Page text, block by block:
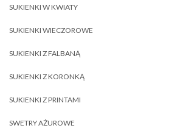
SUKIENKI W KWIATY
SUKIENKI WIECZOROWE
SUKIENKI Z FALBANĄ
SUKIENKI Z KORONKĄ
SUKIENKI Z PRINTAMI
SWETRY AŻUROWE